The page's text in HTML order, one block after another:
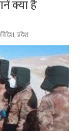
क्या है
,प्रदेश